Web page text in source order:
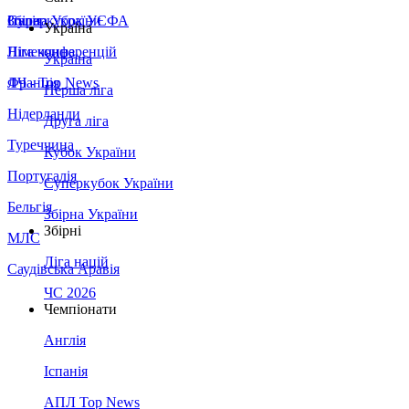
Збірна України
Італія
Німеччина
Франція
Нідерланди
Туреччина
Португалія
Бельгія
МЛС
Саудівська Аравія
Суперкубок УЄФА
Ліга конференцій
ЛЧ - Top News
Україна
Україна
Перша ліга
Друга ліга
Кубок України
Суперкубок України
Збірна України
Збірні
Ліга націй
ЧС 2026
Чемпіонати
Англія
Іспанія
АПЛ Top News